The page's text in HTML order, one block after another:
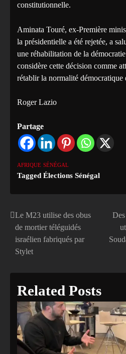
constitutionnelle.
Aminata Touré, ex-Première
la présidentielle a été rejetée, a
une réhabilitation de la
considère cette décision comme
rétablir la normalité démocratique
Roger Lazio
Partage
AFRIQUE SÉNÉGAL
Tagged Élections Sénégal
Navigation
de
l’article
Le M23 utilise des obus
de mortier téléguidés
israélien fabriqués par
Stylet
Related Posts